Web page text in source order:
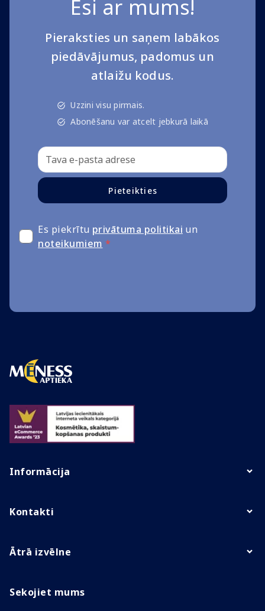
Esi ar mums!
Pieraksties un saņem labākos
piedāvājumus, padomus un
atlaižu kodus.
Uzzini visu pirmais.
Abonēšanu var atcelt jebkurā laikā
Pieteikties
Es piekrītu privātuma politikai un
noteikumiem *
Informācija
Kontakti
Ātrā izvēlne
Sekojiet mums